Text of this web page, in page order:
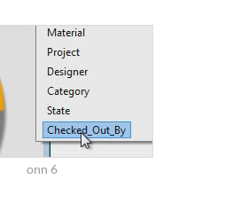
onn 6